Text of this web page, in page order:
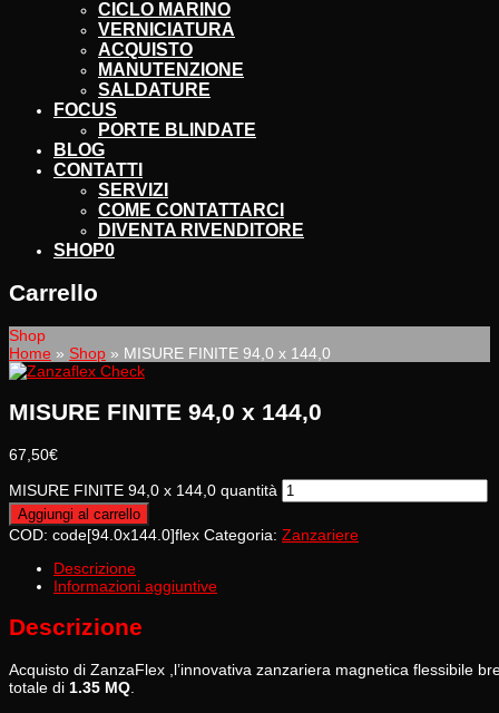
CICLO MARINO
VERNICIATURA
ACQUISTO
MANUTENZIONE
SALDATURE
FOCUS
PORTE BLINDATE
BLOG
CONTATTI
SERVIZI
COME CONTATTARCI
DIVENTA RIVENDITORE
SHOP0
Carrello
Shop
Home » Shop » MISURE FINITE 94,0 x 144,0
MISURE FINITE 94,0 x 144,0
67,50€
MISURE FINITE 94,0 x 144,0 quantità
Aggiungi al carrello
COD: code[94.0x144.0]flex Categoria: Zanzariere
Descrizione
Informazioni aggiuntive
Descrizione
Acquisto di ZanzaFlex ,l’innovativa zanzariera magnetica flessibile
totale di 1.35 MQ